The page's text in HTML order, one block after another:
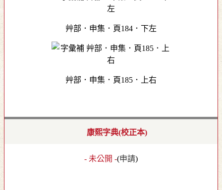
艸部．申集．頁184．下左
艸部．申集．頁185．上右
康熙字典(校正本)
- 未公開 -(申請)